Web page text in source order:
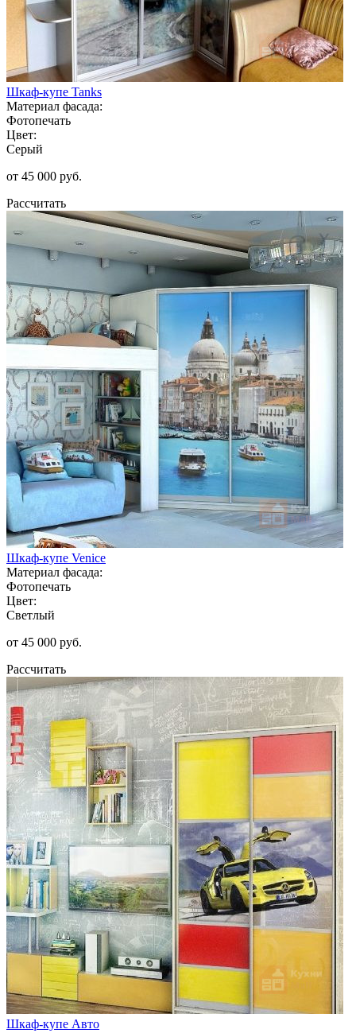
Шкаф-купе Tanks
Материал фасада:
Фотопечать
Цвет:
Серый
от 45 000 руб.
Рассчитать
Шкаф-купе Venice
Материал фасада:
Фотопечать
Цвет:
Светлый
от 45 000 руб.
Рассчитать
Шкаф-купе Авто